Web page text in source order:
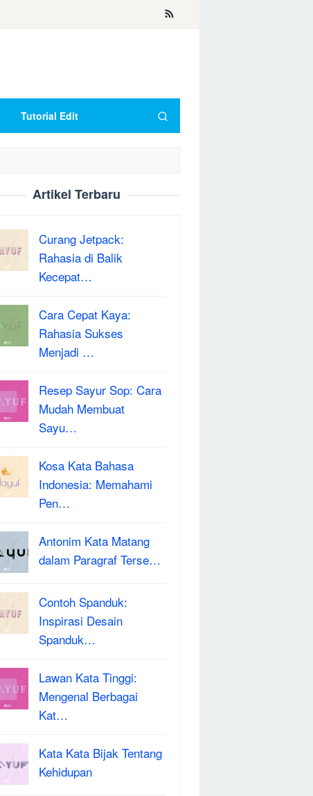
Tutorial Edit
Artikel Terbaru
Curang Jetpack:
Rahasia di Balik
Kecepat…
Cara Cepat Kaya:
Rahasia Sukses
Menjadi …
Resep Sayur Sop: Cara
Mudah Membuat
Sayu…
Kosa Kata Bahasa
Indonesia: Memahami
Pen…
Antonim Kata Matang
dalam Paragraf Terse…
Contoh Spanduk:
Inspirasi Desain
Spanduk…
Lawan Kata Tinggi:
Mengenal Berbagai
Kat…
Kata Kata Bijak Tentang
Kehidupan